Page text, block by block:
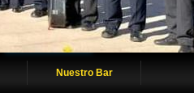
Nuestro Bar